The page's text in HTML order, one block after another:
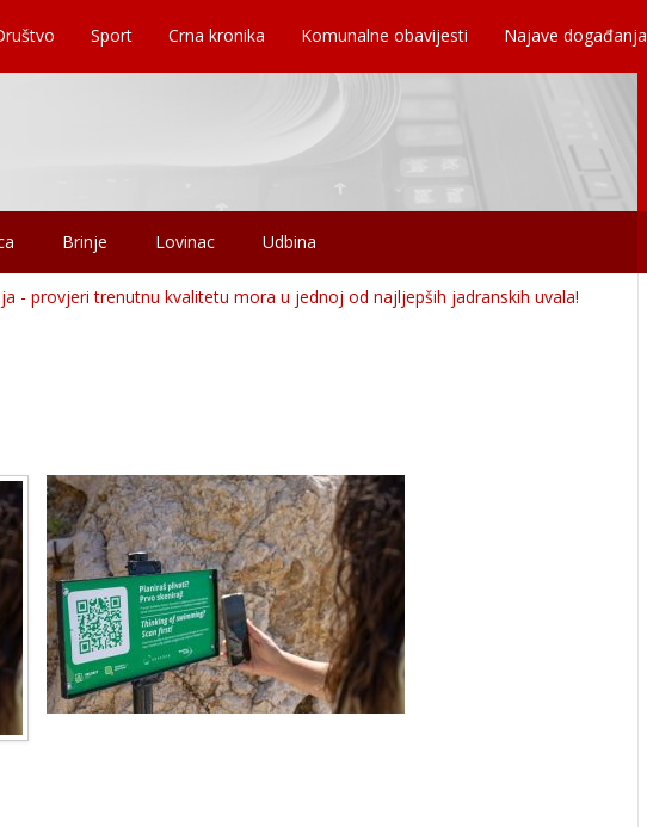
Sport Crna kronika Komunalne obavijesti Najave događanja
Brinje Lovinac Udbina
- provjeri trenutnu kvalitetu mora u jednoj od najljepših jadranskih uvala!